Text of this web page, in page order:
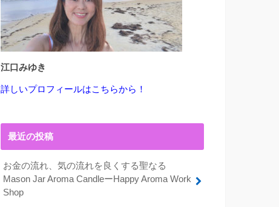
江口みゆき
詳しいプロフィールはこちらから！
最近の投稿
お金の流れ、気の流れを良くする聖なる
Mason Jar Aroma CandleーHappy Aroma Work
Shop